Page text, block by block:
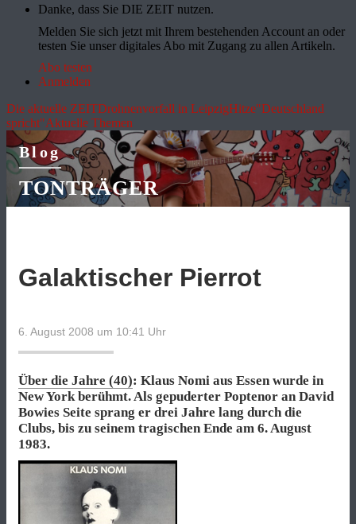
Danke, dass Sie DIE ZEIT nutzen.
Melden Sie sich jetzt mit Ihrem bestehenden Account an oder
testen Sie unser digitales Abo mit Zugang zu allen Artikeln.
Abo testen
Anmelden
Die aktuelle ZEITDrohnenvorfall in LeipzigHitze"Deutschland
spricht"Aktuelle Themen
Blog
TONTRÄGER
Galaktischer Pierrot
6. August 2008 um 10:41 Uhr
Über die Jahre (40): Klaus Nomi aus Essen wurde in
New York berühmt. Als gepuderter Poptenor an David
Bowies Seite sprang er drei Jahre lang durch die
Clubs, bis zu seinem tragischen Ende am 6. August
1983.